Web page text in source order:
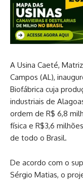
A Usina Caeté,
Campos (AL),
Biofábrica cuja
industriais de
ordem de R$ 6,8
física e R$3,6
de todo o Brasil.
De acordo com o
Sérgio Matias, o